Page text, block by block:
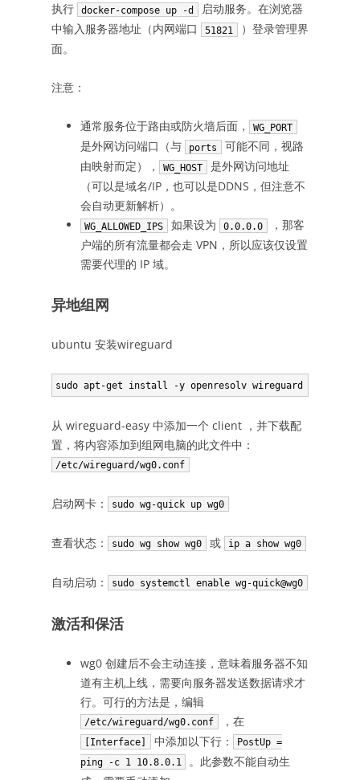
执行
docker-compose up -d
启动服务。在浏览器
中输入服务器地址（内网端口
51821
）登录管理界
面。
注意：
通常服务位于路由或防火墙后面， WG_PORT
是外网访问端口（与 ports
可能不同，视路
由映射而定），
WG_HOST
是外网访问地址
（可以是域名/IP，也可以是DDNS，但注意不
会自动更新解析）。
WG_ALLOWED_IPS 如果设为 0.0.0.0
，那客
户端的所有流量都会走 VPN，所以应该仅设置
需要代理的 IP 域。
异地组网
ubuntu 安装wireguard
sudo apt-get install -y openresolv wireguard
从 wireguard-easy 中添加一个 client ，并下载配
置，将内容添加到组网电脑的此文件中：
/etc/wireguard/wg0.conf
启动网卡： sudo wg-quick up wg0
查看状态： sudo wg show wg0 或 ip a show wg0
自动启动： sudo systemctl enable wg-quick@wg0
激活和保活
wg0 创建后不会主动连接，意味着服务器不知
道有主机上线，需要向服务器发送数据请求才
行。可行的方法是，编辑
/etc/wireguard/wg0.conf ，在
[Interface] 中添加以下行：
PostUp =
ping -c 1 10.8.0.1
。此参数不能自动生